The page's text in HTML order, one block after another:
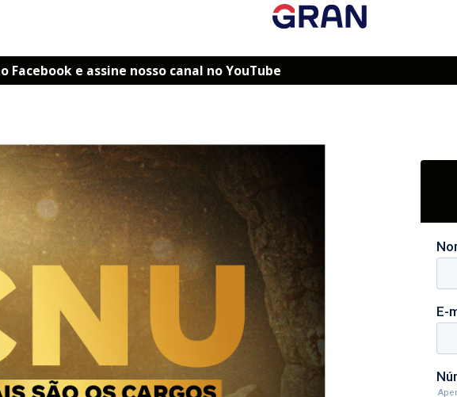
Facebook e assine nosso canal no YouTube